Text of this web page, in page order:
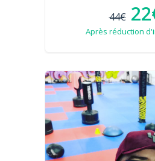
44€
Après réduction